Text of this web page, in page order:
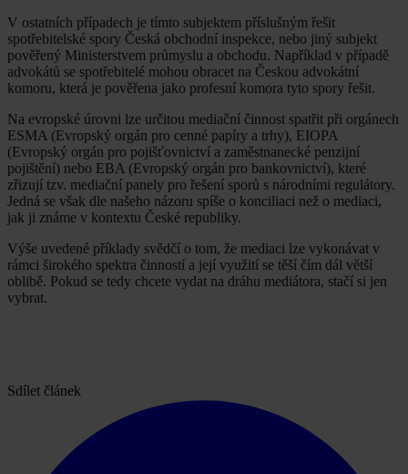
V ostatních případech je tímto subjektem příslušným řešit
spotřebitelské spory Česká obchodní inspekce, nebo jiný subjekt
pověřený Ministerstvem průmyslu a obchodu. Například v případě
advokátů se spotřebitelé mohou obracet na Českou advokátní
komoru, která je pověřena jako profesní komora tyto spory řešit.
Na evropské úrovni lze určitou mediační činnost spatřit při orgánech
ESMA (Evropský orgán pro cenné papíry a trhy), EIOPA
(Evropský orgán pro pojišťovnictví a zaměstnanecké penzijní
pojištění) nebo EBA (Evropský orgán pro bankovnictví), které
zřizují tzv. mediační panely pro řešení sporů s národními regulátory.
Jedná se však dle našeho názoru spíše o konciliaci než o mediaci,
jak ji známe v kontextu České republiky.
Výše uvedené příklady svědčí o tom, že mediaci lze vykonávat v
rámci širokého spektra činností a její využití se těší čím dál větší
oblibě. Pokud se tedy chcete vydat na dráhu mediátora, stačí si jen
vybrat.
Sdílet článek